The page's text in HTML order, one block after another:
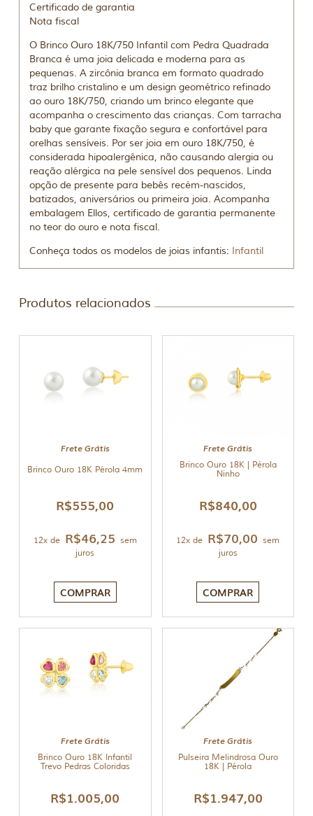
Certificado de garantia
Nota fiscal
O Brinco Ouro 18K/750 Infantil com Pedra Quadrada
Branca é uma joia delicada e moderna para as
pequenas. A zircônia branca em formato quadrado
traz brilho cristalino e um design geométrico refinado
ao ouro 18K/750, criando um brinco elegante que
acompanha o crescimento das crianças. Com tarracha
baby que garante fixação segura e confortável para
orelhas sensíveis. Por ser joia em ouro 18K/750, é
considerada hipoalergênica, não causando alergia ou
reação alérgica na pele sensível dos pequenos. Linda
opção de presente para bebês recém-nascidos,
batizados, aniversários ou primeira joia. Acompanha
embalagem Ellos, certificado de garantia permanente
no teor do ouro e nota fiscal.
Conheça todos os modelos de joias infantis: Infantil
Produtos relacionados
Frete Grátis
Brinco Ouro 18K Pérola 4mm
R$555,00
12x de R$46,25 sem
juros
COMPRAR
Frete Grátis
Brinco Ouro 18K | Pérola
Ninho
R$840,00
12x de R$70,00 sem
juros
COMPRAR
Frete Grátis
Brinco Ouro 18K Infantil
Trevo Pedras Coloridas
R$1.005,00
Frete Grátis
Pulseira Melindrosa Ouro
18K | Pérola
R$1.947,00